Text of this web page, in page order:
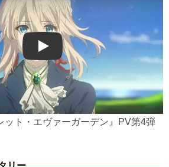
Play
ット・エヴァーガーデン』PV第4弾